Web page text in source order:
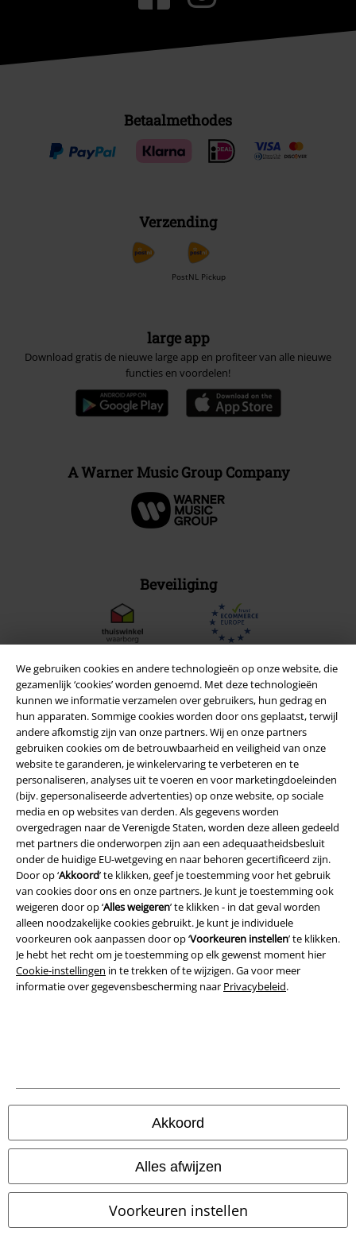
We gebruiken cookies en andere technologieën op onze website, die
gezamenlijk ‘cookies’ worden genoemd. Met deze technologieën
kunnen we informatie verzamelen over gebruikers, hun gedrag en
hun apparaten. Sommige cookies worden door ons geplaatst, terwijl
andere afkomstig zijn van onze partners. Wij en onze partners
gebruiken cookies om de betrouwbaarheid en veiligheid van onze
website te garanderen, je winkelervaring te verbeteren en te
personaliseren, analyses uit te voeren en voor marketingdoeleinden
(bijv. gepersonaliseerde advertenties) op onze website, op sociale
media en op websites van derden. Als gegevens worden
overgedragen naar de Verenigde Staten, worden deze alleen gedeeld
met partners die onderworpen zijn aan een adequaatheidsbesluit
onder de huidige EU-wetgeving en naar behoren gecertificeerd zijn.
Door op ‘Akkoord’ te klikken, geef je toestemming voor het gebruik
van cookies door ons en onze partners. Je kunt je toestemming ook
weigeren door op ‘Alles weigeren’ te klikken - in dat geval worden
alleen noodzakelijke cookies gebruikt. Je kunt je individuele
voorkeuren ook aanpassen door op ‘Voorkeuren instellen’ te klikken.
Je hebt het recht om je toestemming op elk gewenst moment hier
Cookie-instellingen in te trekken of te wijzigen. Ga voor meer
informatie over gegevensbescherming naar Privacybeleid.
Akkoord
Alles afwijzen
Voorkeuren instellen
Betaalmethodes
Verzending
PostNL Pickup
large app
Download gratis de nieuwe large app en profiteer van alle nieuwe
functies en voordelen!
A Warner Music Group Company
Beveiliging
Legal
Algemene Voorwaarden
Bedrijfsgegevens
Privacyverklaring
Verklaring van conformiteit
Informatie over toegankelijkheid
© 1986-2026 Large Popmerchandising B.V.
Onze online shops